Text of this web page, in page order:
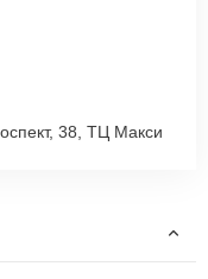
38, ТЦ Макси